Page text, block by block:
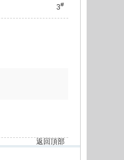
3#
返回頂部